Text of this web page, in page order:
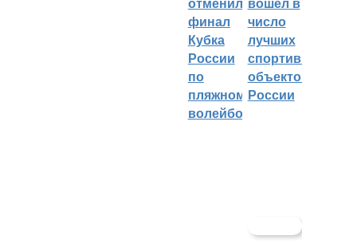
финал
Кубка
России
по
пляжному
волейболу
число
лучших
спортивных
объектов
России